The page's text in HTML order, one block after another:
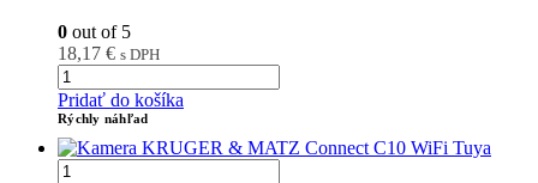
0 out of 5
18,17 € s DPH
Pridať do košíka
Rýchly náhľad